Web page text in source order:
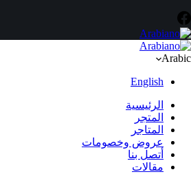
Arabic
English
الرئيسية
المتجر
المتاجر
عروض وخصومات
أتصل بنا
مقالات